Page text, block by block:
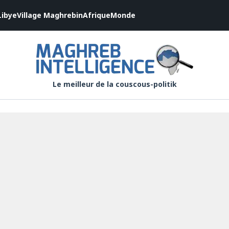
Village MaghrebinAfriqueMonde
Le meilleur de la couscous-politik